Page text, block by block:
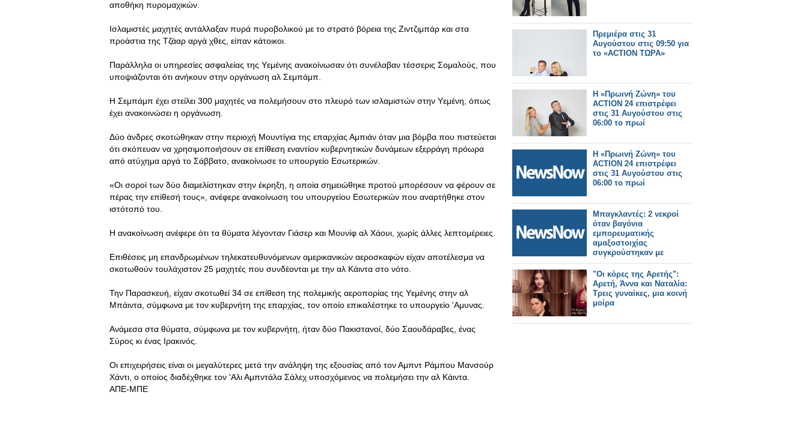
αποθήκη πυρομαχικών.
Ισλαμιστές μαχητές αντάλλαξαν πυρά πυροβολικού με το στρατό βόρεια της Ζιντζιμπάρ και στα
προάστια της Τζάαρ αργά χθες, είπαν κάτοικοι.
Παράλληλα οι υπηρεσίες ασφαλείας της Υεμένης ανακοίνωσαν ότι συνέλαβαν τέσσερις Σομαλούς, που
υποψιάζονται ότι ανήκουν στην οργάνωση αλ Σεμπάμπ.
Η Σεμπάμπ έχει στείλει 300 μαχητές να πολεμήσουν στο πλευρό των ισλαμιστών στην Υεμένη, όπως
έχει ανακοινώσει η οργάνωση.
Δύο άνδρες σκοτώθηκαν στην περιοχή Μουντίγια της επαρχίας Αμπιάν όταν μια βόμβα που πιστεύεται
ότι σκόπευαν να χρησιμοποιήσουν σε επίθεση εναντίον κυβερνητικών δυνάμεων εξερράγη πρόωρα
από ατύχημα αργά το Σάββατο, ανακοίνωσε το υπουργείο Εσωτερικών.
«Οι σοροί των δύο διαμελίστηκαν στην έκρηξη, η οποία σημειώθηκε προτού μπορέσουν να φέρουν σε
πέρας την επίθεσή τους», ανέφερε ανακοίνωση του υπουργείου Εσωτερικών που αναρτήθηκε στον
ιστότοπό του.
Η ανακοίνωση ανέφερε ότι τα θύματα λέγονταν Γιάσερ και Μουνίφ αλ Χάουι, χωρίς άλλες λεπτομέρειες.
Επιθέσεις μη επανδρωμένων τηλεκατευθυνόμενων αμερικανικών αεροσκαφών είχαν αποτέλεσμα να
σκοτωθούν τουλάχιστον 25 μαχητές που συνδέονται με την αλ Κάιντα στο νότο.
Την Παρασκευή, είχαν σκοτωθεί 34 σε επίθεση της πολεμικής αεροπορίας της Υεμένης στην αλ
Μπάιντα, σύμφωνα με τον κυβερνήτη της επαρχίας, τον οποίο επικαλέστηκε το υπουργείο 'Αμυνας.
Ανάμεσα στα θύματα, σύμφωνα με τον κυβερνήτη, ήταν δύο Πακιστανοί, δύο Σαουδάραβες, ένας
Σύρος κι ένας Ιρακινός.
Οι επιχειρήσεις είναι οι μεγαλύτερες μετά την ανάληψη της εξουσίας από τον Αμπντ Ράμπου Μανσούρ
Χάντι, ο οποίος διαδέχθηκε τον 'Αλι Αμπντάλα Σάλεχ υποσχόμενος να πολεμήσει την αλ Κάιντα.
ΑΠΕ-ΜΠΕ
Πρεμιέρα στις 31
Αυγούστου στις 09:50 για
το «ACTION ΤΩΡΑ»
Η «Πρωινή Ζώνη» του
ACTION 24 επιστρέφει
στις 31 Αυγούστου στις
06:00 το πρωί
Η «Πρωινή Ζώνη» του
ACTION 24 επιστρέφει
στις 31 Αυγούστου στις
06:00 το πρωί
Μπαγκλαντές: 2 νεκροί
όταν βαγόνια
εμπορευματικής
αμαξοστοιχίας
συγκρούστηκαν με
οχήματα.
"Οι κόρες της Αρετής":
Αρετή, Άννα και Ναταλία:
Τρεις γυναίκες, μια κοινή
μοίρα